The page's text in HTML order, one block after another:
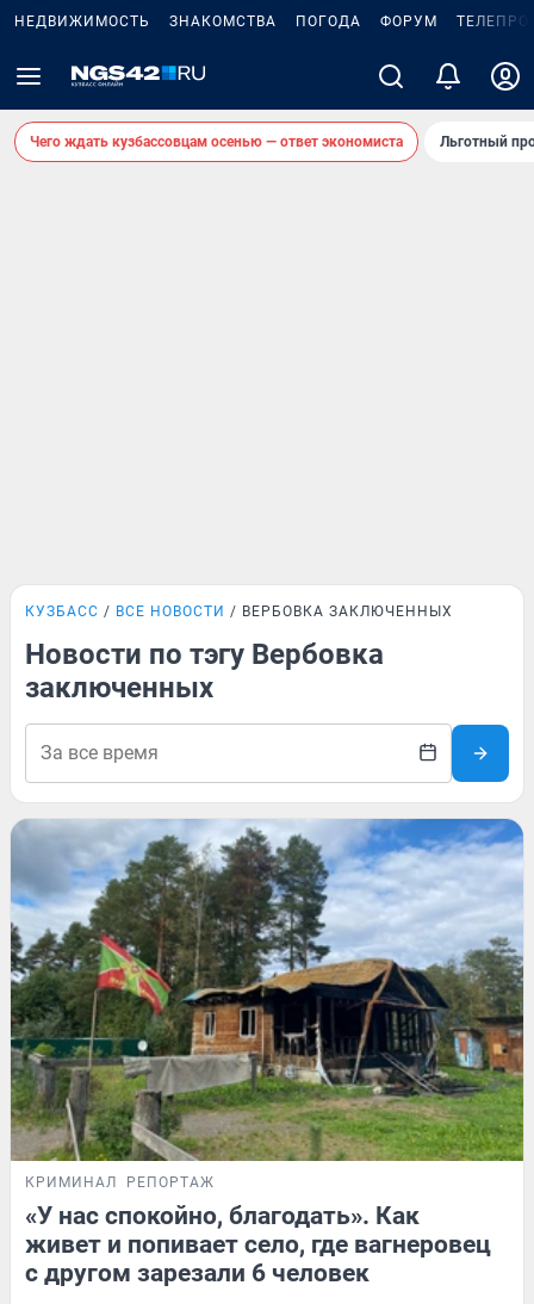
НЕДВИЖИМОСТЬ ЗНАКОМСТВА ПОГОДА ФОРУМ
Чего ждать кузбассовцам осенью — ответ экономиста Льготный
КУЗБАСС ВСЕ НОВОСТИ ВЕРБОВКА ЗАКЛЮЧЕННЫХ
Новости по тэгу Вербовка
заключенных
КРИМИНАЛ РЕПОРТАЖ
«У нас спокойно, благодать». Как
живет и попивает село, где вагнеровец
с другом зарезали 6 человек